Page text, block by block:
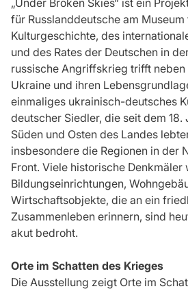
„Under Broken Skies“ ist ein
für Russlanddeutsche am
Kulturgeschichte, des
und des Rates der Deutschen in
russische Angriffskrieg trifft
Ukraine und ihren
einmaliges ukrainisch-deutsches
deutscher Siedler, die seit dem 18.
Süden und Osten des Landes
insbesondere die Regionen in der
Front. Viele historische Denkmäler
Bildungseinrichtungen,
Wirtschaftsobjekte, die an ein
Zusammenleben erinnern, sind
akut bedroht.
Orte im Schatten des Krieges
Die Ausstellung zeigt Orte im